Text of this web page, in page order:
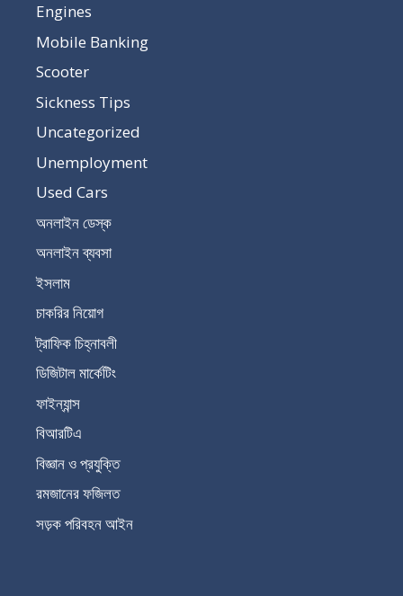
Engines
Mobile Banking
Scooter
Sickness Tips
Uncategorized
Unemployment
Used Cars
অনলাইন ডেস্ক
অনলাইন ব্যবসা
ইসলাম
চাকরির নিয়োগ
ট্রাফিক চিহ্নাবলী
ডিজিটাল মার্কেটিং
ফাইন্যান্স
বিআরটিএ
বিজ্ঞান ও প্রযুক্তি
রমজানের ফজিলত
সড়ক পরিবহন আইন